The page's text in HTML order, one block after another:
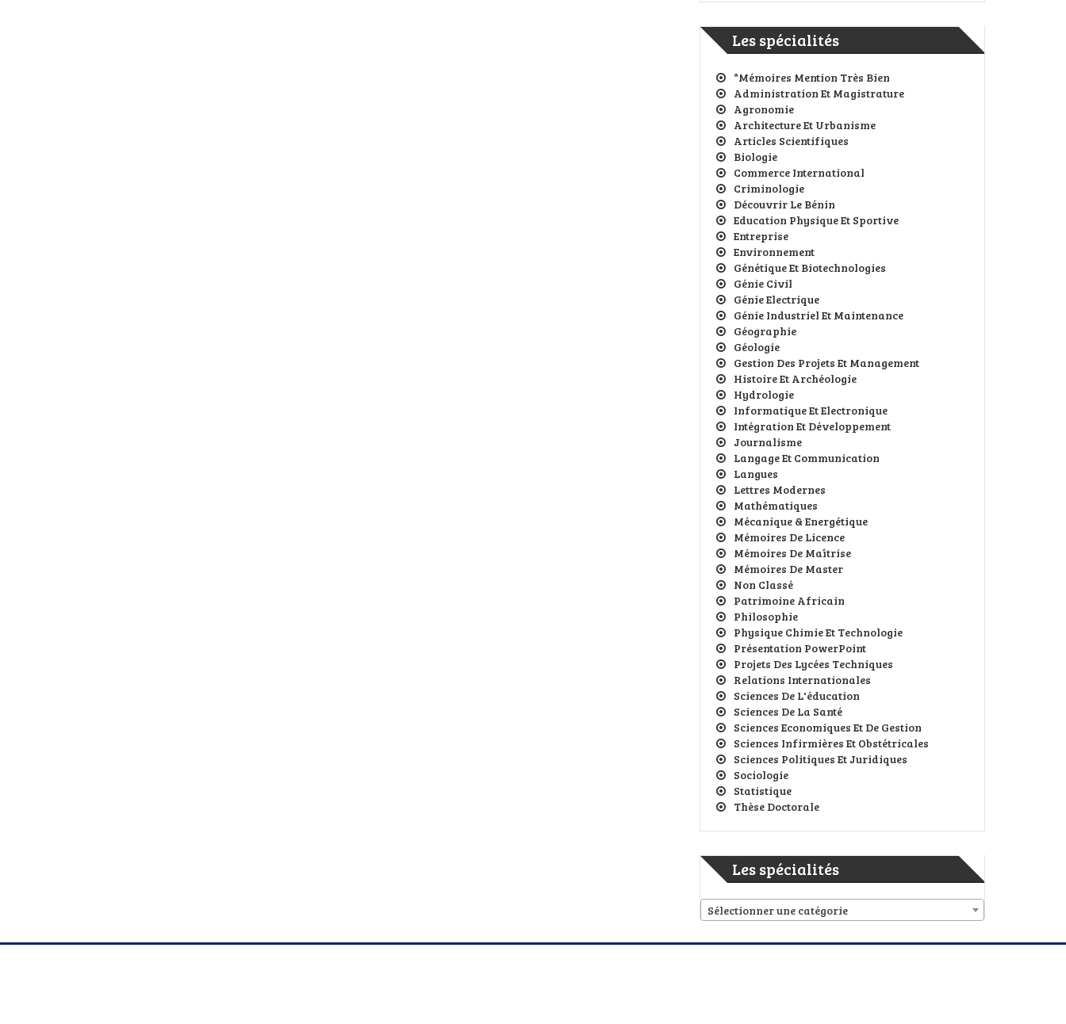
Les spécialités
*Mémoires Mention Très Bien
Administration Et Magistrature
Agronomie
Architecture Et Urbanisme
Articles Scientifiques
Biologie
Commerce International
Criminologie
Découvrir Le Bénin
Education Physique Et Sportive
Entreprise
Environnement
Génétique Et Biotechnologies
Génie Civil
Génie Electrique
Génie Industriel Et Maintenance
Géographie
Géologie
Gestion Des Projets Et Management
Histoire Et Archéologie
Hydrologie
Informatique Et Electronique
Intégration Et Développement
Journalisme
Langage Et Communication
Langues
Lettres Modernes
Mathématiques
Mécanique & Energétique
Mémoires De Licence
Mémoires De Maîtrise
Mémoires De Master
Non Classé
Patrimoine Africain
Philosophie
Physique Chimie Et Technologie
Présentation PowerPoint
Projets Des Lycées Techniques
Relations Internationales
Sciences De L'éducation
Sciences De La Santé
Sciences Economiques Et De Gestion
Sciences Infirmières Et Obstétricales
Sciences Politiques Et Juridiques
Sociologie
Statistique
Thèse Doctorale
Les spécialités
Sélectionner une catégorie